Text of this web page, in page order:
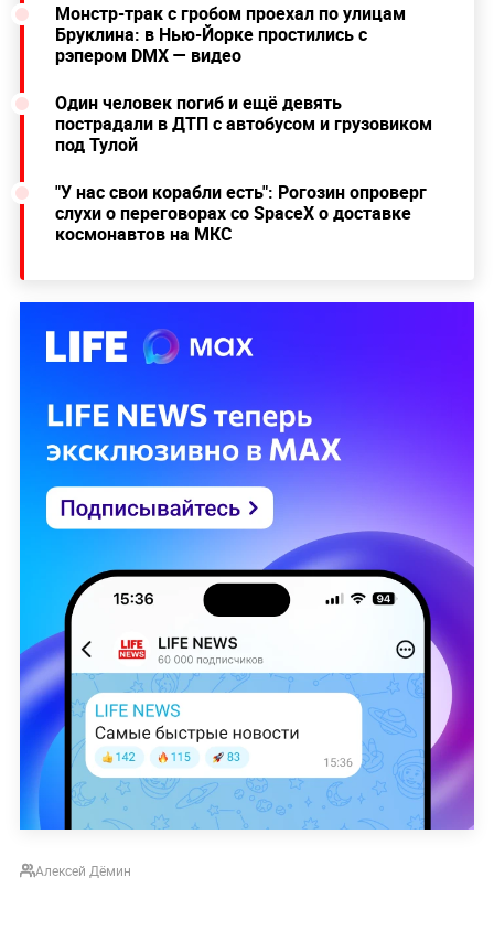
Монстр-трак с гробом проехал по улицам
Бруклина: в Нью-Йорке простились с
рэпером DMX — видео
Один человек погиб и ещё девять
пострадали в ДТП с автобусом и грузовиком
под Тулой
"У нас свои корабли есть": Рогозин опроверг
слухи о переговорах со SpaceX о доставке
космонавтов на МКС
Алексей Дёмин